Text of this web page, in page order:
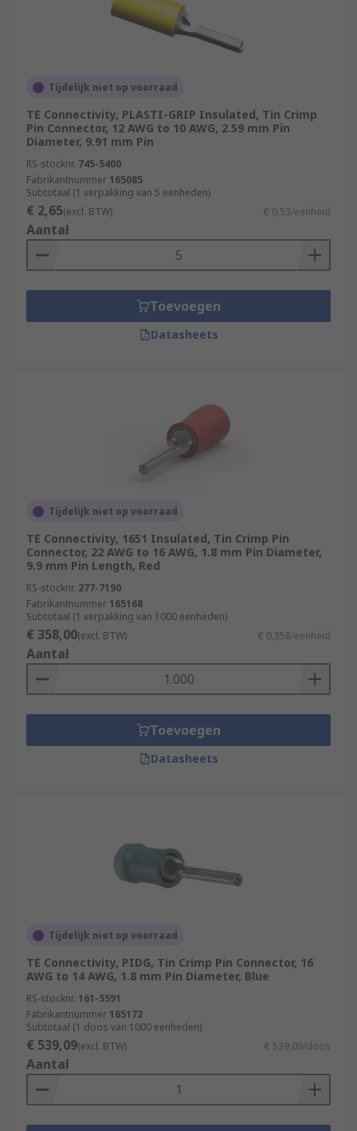
Tijdelijk niet op voorraad
TE Connectivity, PLASTI-GRIP Insulated, Tin Crimp
Pin Connector, 12 AWG to 10 AWG, 2.59 mm Pin
Diameter, 9.91 mm Pin
RS-stocknr. 745-5400
Fabrikantnummer 165085
Subtotaal (1 verpakking van 5 eenheden)
€ 2,65(excl. BTW) € 0,53/eenheid
Aantal
Toevoegen
Datasheets
Tijdelijk niet op voorraad
TE Connectivity, 1651 Insulated, Tin Crimp Pin
Connector, 22 AWG to 16 AWG, 1.8 mm Pin Diameter,
9.9 mm Pin Length, Red
RS-stocknr. 277-7190
Fabrikantnummer 165168
Subtotaal (1 verpakking van 1000 eenheden)
€ 358,00(excl. BTW) € 0,358/eenheid
Aantal
Toevoegen
Datasheets
Tijdelijk niet op voorraad
TE Connectivity, PIDG, Tin Crimp Pin Connector, 16
AWG to 14 AWG, 1.8 mm Pin Diameter, Blue
RS-stocknr. 161-5591
Fabrikantnummer 165172
Subtotaal (1 doos van 1000 eenheden)
€ 539,09(excl. BTW) € 539,09/doos
Aantal